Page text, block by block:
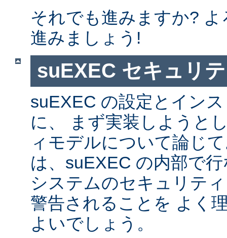
それでも進みますか?
進みましょう!
suEXEC セキュリ
suEXEC の設定とイン
に、 まず実装しようと
ィモデルについて論じ
は、suEXEC の内部で
システムのセキュリテ
警告されることを よく
よいでしょう。